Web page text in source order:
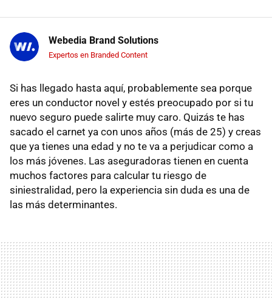
Webedia Brand Solutions
Expertos en Branded Content
Si has llegado hasta aquí, probablemente sea porque
eres un conductor novel y estés preocupado por si tu
nuevo seguro puede salirte muy caro. Quizás te has
sacado el carnet ya con unos años (más de 25) y creas
que ya tienes una edad y no te va a perjudicar como a
los más jóvenes. Las aseguradoras tienen en cuenta
muchos factores para calcular tu riesgo de
siniestralidad, pero la experiencia sin duda es una de
las más determinantes.